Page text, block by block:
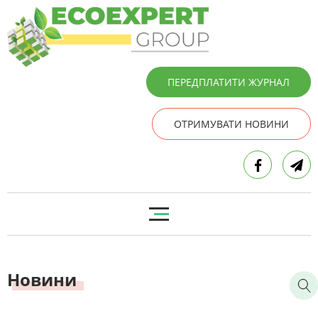
ПЕРЕДПЛАТИТИ ЖУРНАЛ
ОТРИМУВАТИ НОВИНИ
Новини